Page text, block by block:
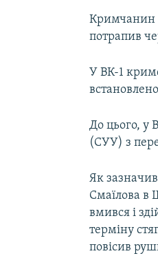
Кримчанин
потрапив
У ВК-1
До цього, у
(СУУ) з
Як
Смаїлова в
вмився і
терміну
повісив